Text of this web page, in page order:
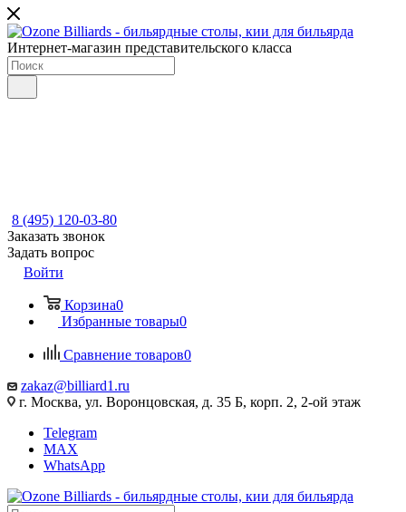
Интернет-магазин представительского класса
8 (495) 120-03-80
Заказать звонок
Задать вопрос
Войти
Корзина0
Избранные товары0
Сравнение товаров0
zakaz@billiard1.ru
г. Москва, ул. Воронцовская, д. 35 Б, корп. 2, 2-ой этаж
Telegram
MAX
WhatsApp